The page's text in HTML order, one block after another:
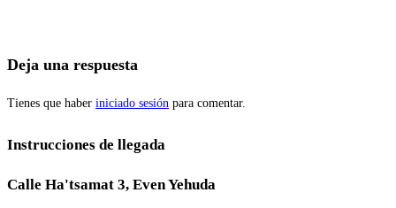
Deja una respuesta
Tienes que haber iniciado sesión para comentar.
Instrucciones de llegada
Calle Ha'tsamat 3, Even Yehuda